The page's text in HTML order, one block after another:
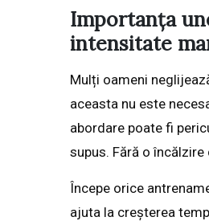
Importanța
intensitate
Mulți oameni
aceasta nu este
abordare poate fi
supus. Fără o
Începe orice
ajuta la creșterea